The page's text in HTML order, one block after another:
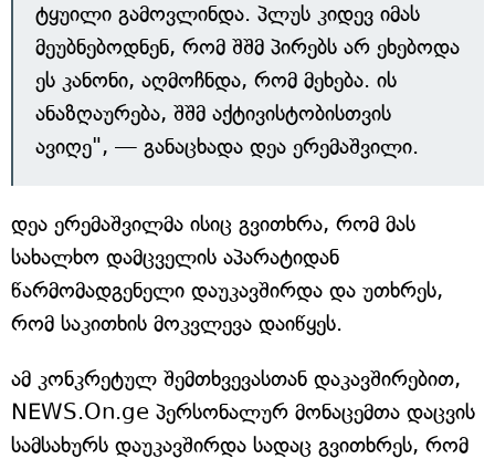
ტყუილი გამოვლინდა. პლუს კიდევ იმას
მეუბნებოდნენ, რომ შშმ პირებს არ ეხებოდა
ეს კანონი, აღმოჩნდა, რომ მეხება. ის
ანაზღაურება, შშმ აქტივისტობისთვის
ავიღე", — განაცხადა დეა ერემაშვილი.
დეა ერემაშვილმა ისიც გვითხრა, რომ მას
სახალხო დამცველის აპარატიდან
წარმომადგენელი დაუკავშირდა და უთხრეს,
რომ საკითხის მოკვლევა დაიწყეს.
ამ კონკრეტულ შემთხვევასთან დაკავშირებით,
NEWS.On.ge პერსონალურ მონაცემთა დაცვის
სამსახურს დაუკავშირდა სადაც გვითხრეს, რომ